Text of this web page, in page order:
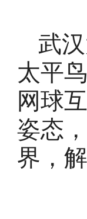
武
太平
网球
姿态
界，